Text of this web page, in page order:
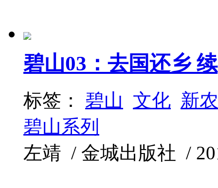
碧山03：去国还乡 续
标签： 碧山 文化 新
碧山系列
左靖 / 金城出版社 /